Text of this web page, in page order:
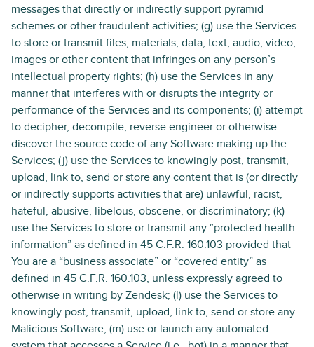
messages that directly or indirectly support pyramid
schemes or other fraudulent activities; (g) use the Services
to store or transmit files, materials, data, text, audio, video,
images or other content that infringes on any person’s
intellectual property rights; (h) use the Services in any
manner that interferes with or disrupts the integrity or
performance of the Services and its components; (i) attempt
to decipher, decompile, reverse engineer or otherwise
discover the source code of any Software making up the
Services; (j) use the Services to knowingly post, transmit,
upload, link to, send or store any content that is (or directly
or indirectly supports activities that are) unlawful, racist,
hateful, abusive, libelous, obscene, or discriminatory; (k)
use the Services to store or transmit any “protected health
information” as defined in 45 C.F.R. 160.103 provided that
You are a “business associate” or “covered entity” as
defined in 45 C.F.R. 160.103, unless expressly agreed to
otherwise in writing by Zendesk; (l) use the Services to
knowingly post, transmit, upload, link to, send or store any
Malicious Software; (m) use or launch any automated